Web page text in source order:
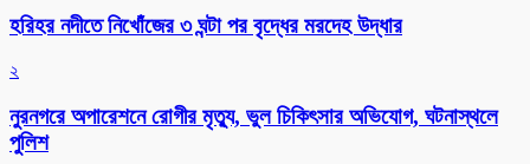
হরিহর নদীতে নিখোঁজের ৩ ঘন্টা পর বৃদ্ধের মরদেহ উদ্ধার
২
নুরনগরে অপারেশনে রোগীর মৃত্যু, ভুল চিকিৎসার অভিযোগ, ঘটনাস্থলে
পুলিশ